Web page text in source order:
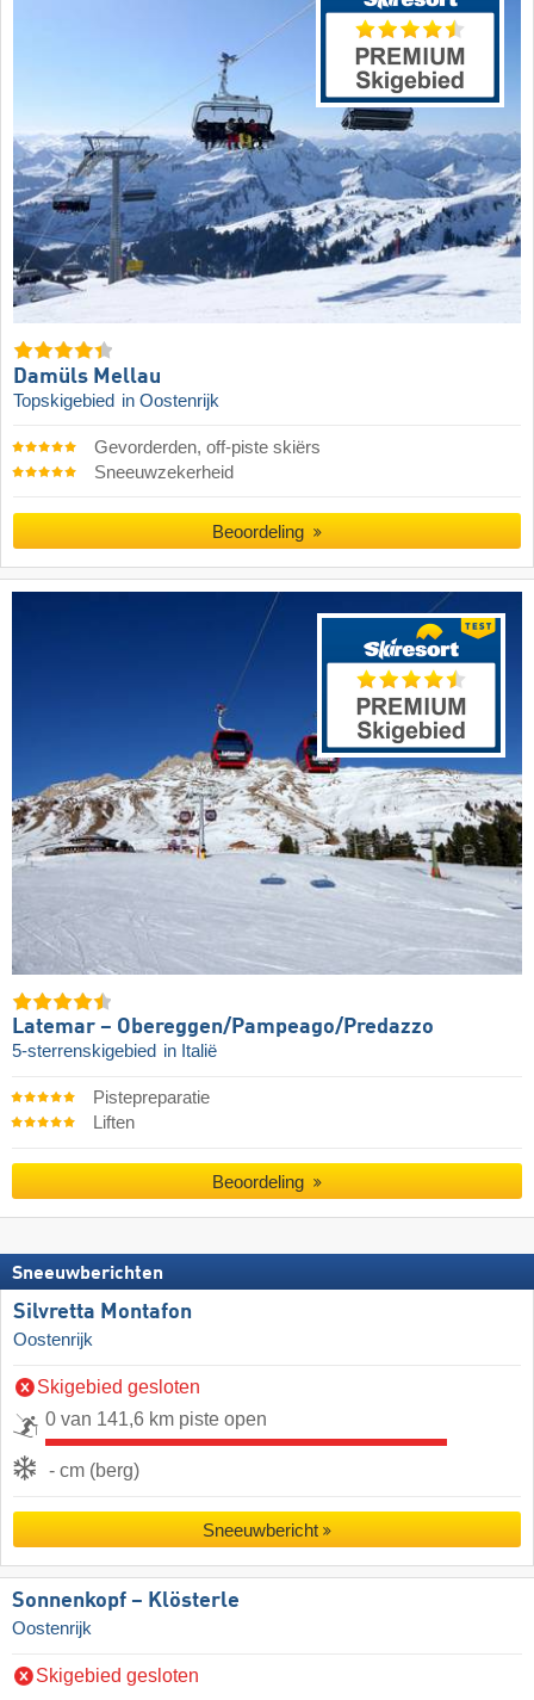
Damüls Mellau
Topskigebied in Oostenrijk
Gevorderden, off-piste skiërs
Sneeuwzekerheid
Beoordeling
Latemar – Obereggen/​Pampeago/​Predazzo
5-sterrenskigebied in Italië
Pistepreparatie
Liften
Beoordeling
Sneeuwberichten
Silvretta Montafon
Oostenrijk
Skigebied gesloten
0 van 141,6 km piste open
- cm (berg)
Sneeuwbericht
Sonnenkopf – Klösterle
Oostenrijk
Skigebied gesloten